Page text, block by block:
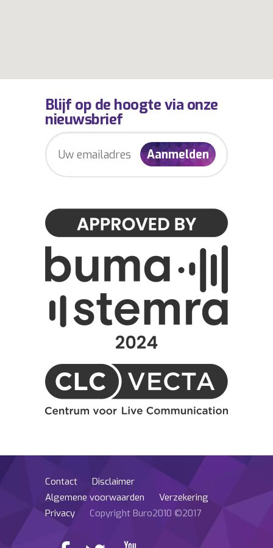
Blijf op de hoogte via onze
nieuwsbrief
Contact
Disclaimer
Algemene voorwaarden
Verzekering
Privacy
Copyright Buro2010 ©2017